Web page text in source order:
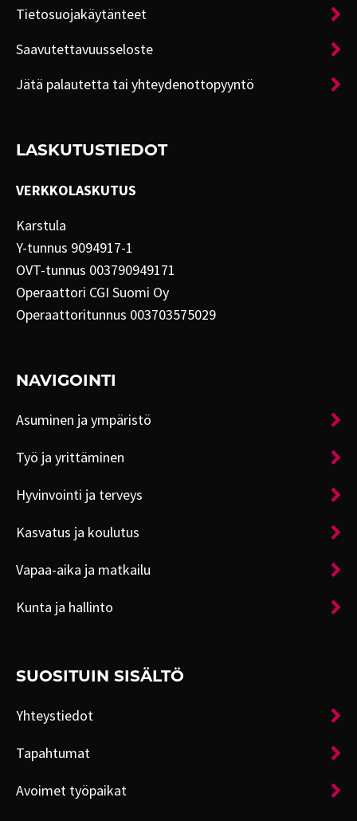
Tietosuojakäytänteet
Saavutettavuusseloste
Jätä palautetta tai yhteydenottopyyntö
LASKUTUSTIEDOT
VERKKOLASKUTUS
Karstula
Y-tunnus 9094917-1
OVT-tunnus 003790949171
Operaattori CGI Suomi Oy
Operaattoritunnus 003703575029
NAVIGOINTI
Asuminen ja ympäristö
Työ ja yrittäminen
Hyvinvointi ja terveys
Kasvatus ja koulutus
Vapaa-aika ja matkailu
Kunta ja hallinto
SUOSITUIN SISÄLTÖ
Yhteystiedot
Tapahtumat
Avoimet työpaikat